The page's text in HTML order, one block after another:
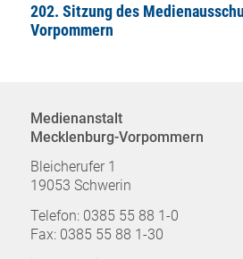
202. Sitzung des
Vorpommern
Medienanstalt
Mecklenburg-Vorpommern
Bleicherufer 1
19053 Schwerin
Telefon: 0385 55 88 1-0
Fax: 0385 55 88 1-30